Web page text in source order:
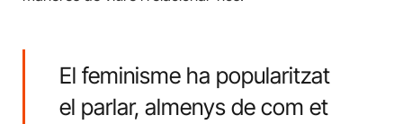
El feminisme ha popularitzat
el parlar, almenys de com et